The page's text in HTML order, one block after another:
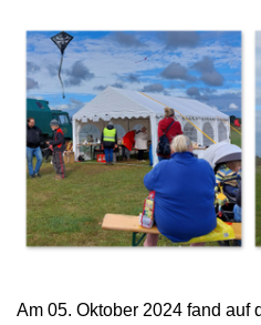
Am 05. Oktober 2024 fand auf